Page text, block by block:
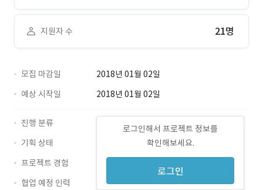
지원자 수 21명
모집 마감일
2018년 01월 02일
예상 시작일
2018년 01월 02일
로그인해서 프로젝트 정보를
확인해보세요.
로그인
진행 분류
기획 상태
프로젝트 경험
협업 예정 인력